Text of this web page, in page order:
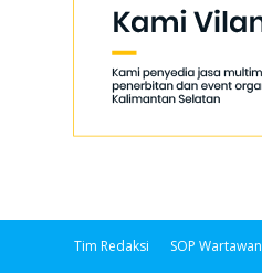
Tim Redaksi SOP Wartawan